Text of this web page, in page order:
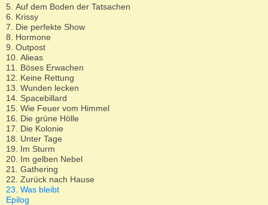
5. Auf dem Boden der Tatsachen
6. Krissy
7. Die perfekte Show
8. Hormone
9. Outpost
10. Alieas
11. Böses Erwachen
12. Keine Rettung
13. Wunden lecken
14. Spacebillard
15. Wie Feuer vom Himmel
16. Die grüne Hölle
17. Die Kolonie
18. Unter Tage
19. Im Sturm
20. Im gelben Nebel
21. Gathering
22. Zurück nach Hause
23. Was bleibt
Epilog